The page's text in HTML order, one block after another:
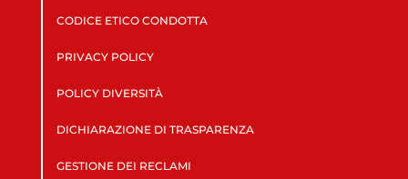
CODICE ETICO CONDOTTA
PRIVACY POLICY
POLICY DIVERSITÀ
DICHIARAZIONE DI TRASPARENZA
GESTIONE DEI RECLAMI